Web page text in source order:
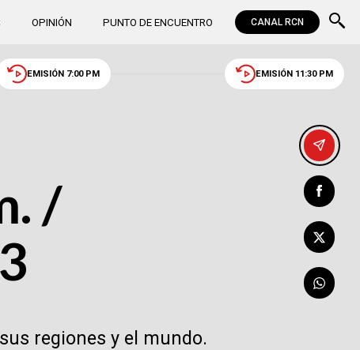
OPINIÓN PUNTO DE ENCUENTRO CANAL RCN
EMISIÓN 7:00 PM EMISIÓN 11:30 PM
/
regiones y el mundo.